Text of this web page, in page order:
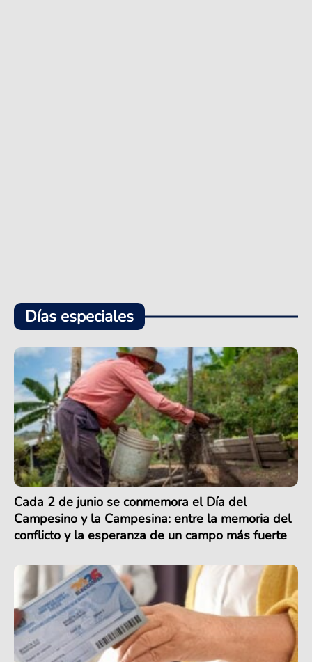
Días especiales
Cada 2 de junio se conmemora el Día del
Campesino y la Campesina: entre la memoria del
conflicto y la esperanza de un campo más fuerte